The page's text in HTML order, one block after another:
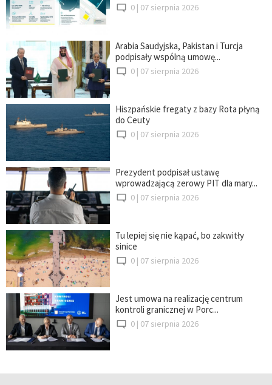
0 | 07 sierpnia 2026
Arabia Saudyjska, Pakistan i Turcja
podpisały wspólną umowę...
0 | 07 sierpnia 2026
Hiszpańskie fregaty z bazy Rota płyną
do Ceuty
0 | 07 sierpnia 2026
Prezydent podpisał ustawę
wprowadzającą zerowy PIT dla mary...
0 | 07 sierpnia 2026
Tu lepiej się nie kąpać, bo zakwitły
sinice
0 | 07 sierpnia 2026
Jest umowa na realizację centrum
kontroli granicznej w Porc...
0 | 07 sierpnia 2026